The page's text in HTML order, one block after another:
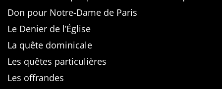
Don pour Notre-Dame de Paris
Le Denier de l’Église
La quête dominicale
Les quêtes particulières
Les offrandes